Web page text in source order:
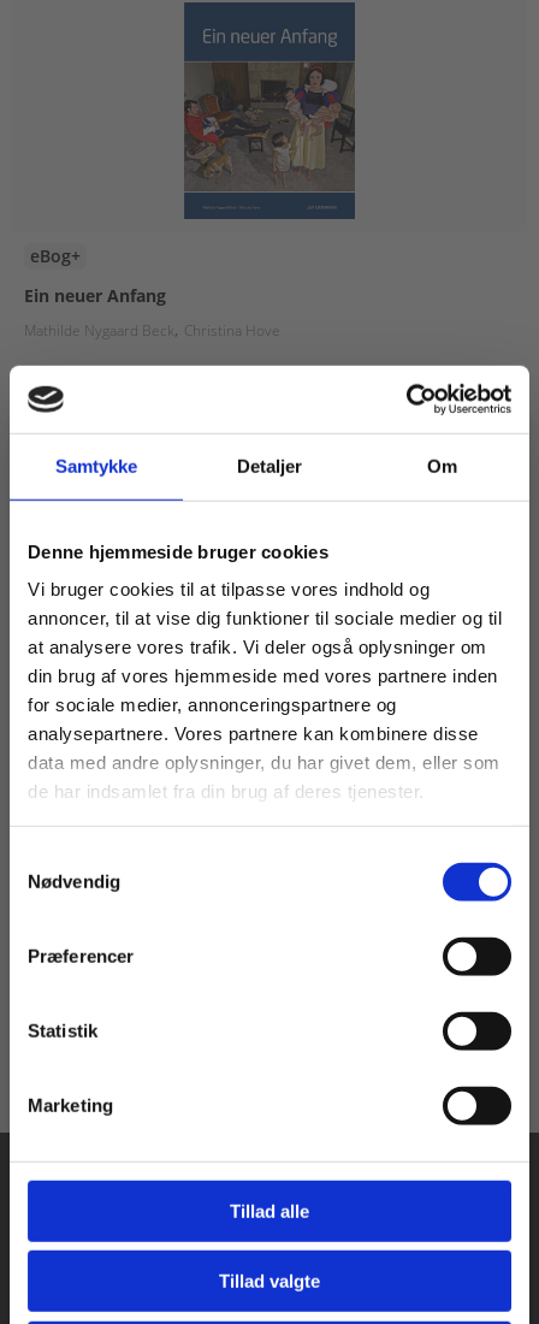
Samtykke Detaljer Om
Denne hjemmeside bruger cookies
Vi bruger cookies til at tilpasse vores indhold og
annoncer, til at vise dig funktioner til sociale medier og til
at analysere vores trafik. Vi deler også oplysninger om
din brug af vores hjemmeside med vores partnere inden
for sociale medier, annonceringspartnere og
analysepartnere. Vores partnere kan kombinere disse
data med andre oplysninger, du har givet dem, eller som
de har indsamlet fra din brug af deres tjenester.
Nødvendig
Præferencer
Statistik
Marketing
Tillad alle
Tillad valgte
eBog+
Ein neuer Anfang
Mathilde Nygaard Beck Christina Hove
69,00 KR.
2 formater
Melde dich mal!
Fra
Praxis Forlag A/S
Køb læremidler og find masterclasses mm.
Fortsæt som:
For privatkunder og
studerende. Du får
vist priser inkl.
For institutioner og
virksomheder. Du
får vist priser ekskl.
Gå til praxisOnline